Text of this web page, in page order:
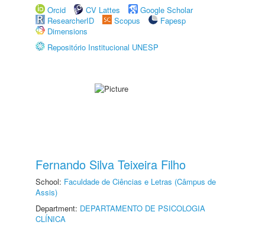
Orcid
CV Lattes
Google Scholar
ResearcherID
Scopus
Fapesp
Dimensions
Repositório Institucional UNESP
Fernando Silva Teixeira Filho
School: Faculdade de Ciências e Letras (Câmpus de
Assis)
Department: DEPARTAMENTO DE PSICOLOGIA
CLÍNICA